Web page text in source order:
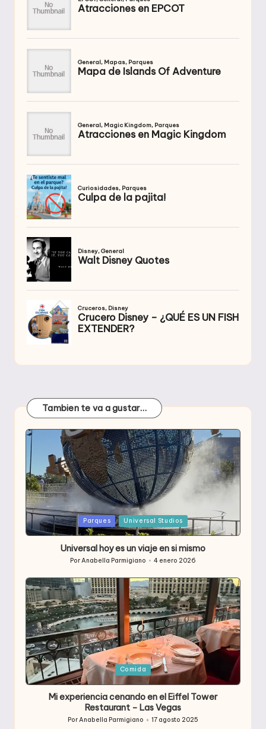
Tambien te va a gustar…
Publicada
en
Parques Universal Studios
Universal hoy es un viaje en si mismo
Publicado
PorAnabella Parmigiano 4 enero 2026
Publicada
en
Comida
Mi experiencia cenando en el Eiffel Tower
Restaurant – Las Vegas
Publicado
PorAnabella Parmigiano 17 agosto 2025